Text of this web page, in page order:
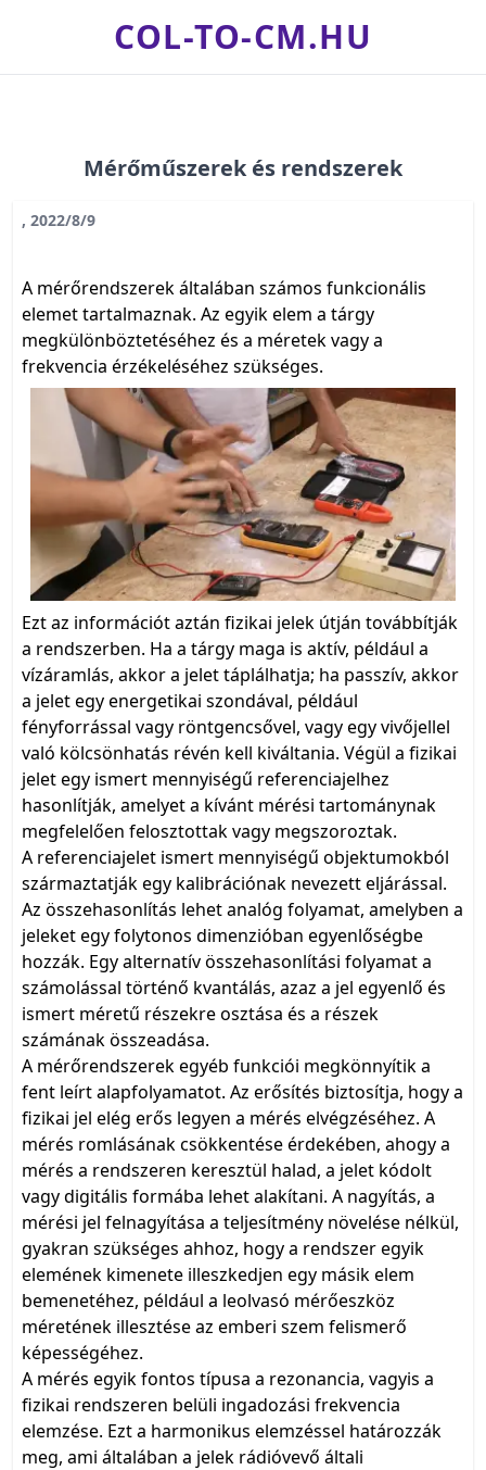
COL-TO-CM.HU
Mérőműszerek és rendszerek
, 2022/8/9
A mérőrendszerek általában számos funkcionális
elemet tartalmaznak. Az egyik elem a tárgy
megkülönböztetéséhez és a méretek vagy a
frekvencia érzékeléséhez szükséges.
Ezt az információt aztán fizikai jelek útján továbbítják
a rendszerben. Ha a tárgy maga is aktív, például a
vízáramlás, akkor a jelet táplálhatja; ha passzív, akkor
a jelet egy energetikai szondával, például
fényforrással vagy röntgencsővel, vagy egy vivőjellel
való kölcsönhatás révén kell kiváltania. Végül a fizikai
jelet egy ismert mennyiségű referenciajelhez
hasonlítják, amelyet a kívánt mérési tartománynak
megfelelően felosztottak vagy megszoroztak.
A referenciajelet ismert mennyiségű objektumokból
származtatják egy kalibrációnak nevezett eljárással.
Az összehasonlítás lehet analóg folyamat, amelyben a
jeleket egy folytonos dimenzióban egyenlőségbe
hozzák. Egy alternatív összehasonlítási folyamat a
számolással történő kvantálás, azaz a jel egyenlő és
ismert méretű részekre osztása és a részek
számának összeadása.
A mérőrendszerek egyéb funkciói megkönnyítik a
fent leírt alapfolyamatot. Az erősítés biztosítja, hogy a
fizikai jel elég erős legyen a mérés elvégzéséhez. A
mérés romlásának csökkentése érdekében, ahogy a
mérés a rendszeren keresztül halad, a jelet kódolt
vagy digitális formába lehet alakítani. A nagyítás, a
mérési jel felnagyítása a teljesítmény növelése nélkül,
gyakran szükséges ahhoz, hogy a rendszer egyik
elemének kimenete illeszkedjen egy másik elem
bemenetéhez, például a leolvasó mérőeszköz
méretének illesztése az emberi szem felismerő
képességéhez.
A mérés egyik fontos típusa a rezonancia, vagyis a
fizikai rendszeren belüli ingadozási frekvencia
elemzése. Ezt a harmonikus elemzéssel határozzák
meg, ami általában a jelek rádióvevő általi